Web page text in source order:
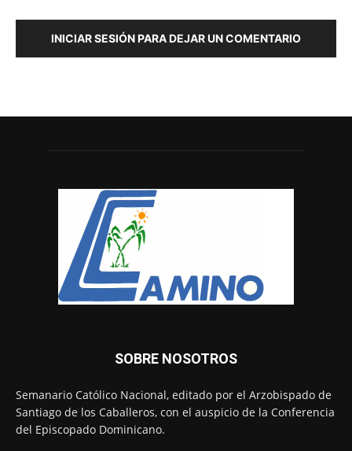
INICIAR SESIÓN PARA DEJAR UN COMENTARIO
SOBRE NOSOTROS
Semanario Católico Nacional, editado por el Arzobispado de
Santiago de los Caballeros, con el auspicio de la Conferencia
del Episcopado Dominicano.